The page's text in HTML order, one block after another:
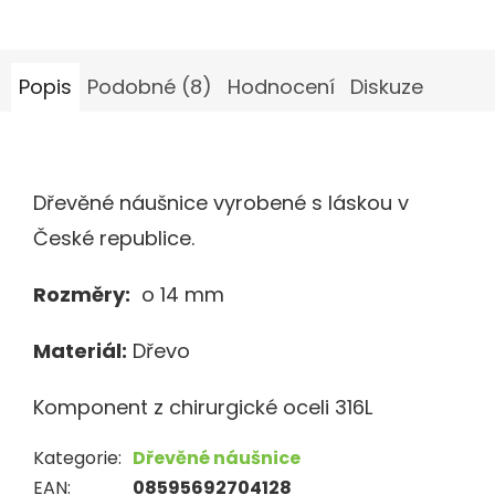
Popis Podobné (8) Hodnocení Diskuze
Dřevěné náušnice vyrobené s láskou v
České republice.
Rozměry: o 14 mm
Materiál: Dřevo
Komponent z chirurgické oceli 316L
Kategorie: Dřevěné náušnice
EAN: 08595692704128